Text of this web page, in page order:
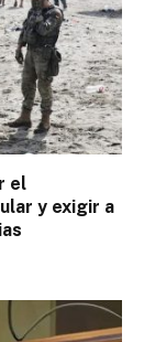
el
y exigir a